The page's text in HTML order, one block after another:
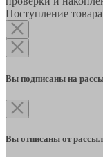
Поступление товара
Вы подписаны на
Вы отписаны от